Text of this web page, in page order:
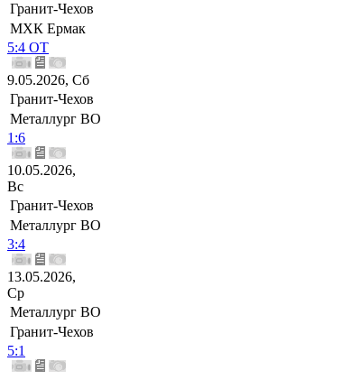
Гранит-Чехов
МХК Ермак
5:4 ОТ
9.05.2026, Сб
Гранит-Чехов
Металлург ВО
1:6
10.05.2026,
Вс
Гранит-Чехов
Металлург ВО
3:4
13.05.2026,
Ср
Металлург ВО
Гранит-Чехов
5:1